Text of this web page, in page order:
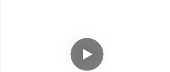
ェ式フィルタードライヤーは、信頼性と汎用性
に優れたソリューションとしてご提供できるこ
とを誇りに思います。このフィルタードライヤ